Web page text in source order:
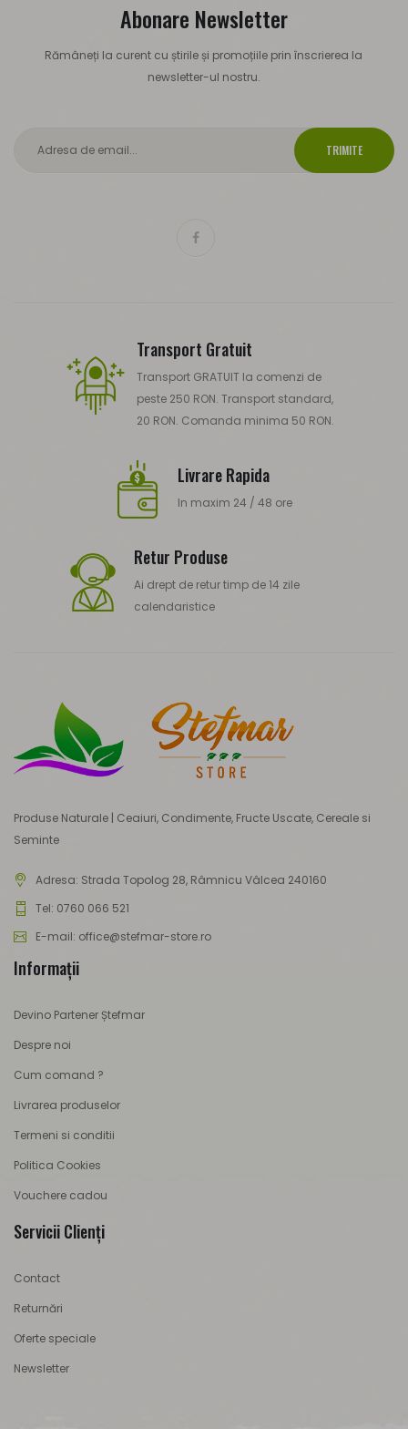
Abonare Newsletter
Rămâneți la curent cu știrile și promoțiile prin înscrierea la
newsletter-ul nostru.
TRIMITE
Transport Gratuit
Transport GRATUIT la comenzi de
peste 250 RON. Transport standard,
20 RON. Comanda minima 50 RON.
Livrare Rapida
In maxim 24 / 48 ore
Retur Produse
Ai drept de retur timp de 14 zile
calendaristice
Produse Naturale | Ceaiuri, Condimente, Fructe Uscate, Cereale si
Seminte
Adresa: Strada Topolog 28, Râmnicu Vâlcea 240160
Tel: 0760 066 521
E-mail: office@stefmar-store.ro
Informaţii
Devino Partener Ștefmar
Despre noi
Cum comand ?
Livrarea produselor
Termeni si conditii
Politica Cookies
Vouchere cadou
Servicii Clienţi
Contact
Returnări
Oferte speciale
Newsletter